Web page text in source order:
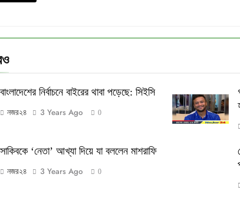
বাংলাদেশের নির্বাচনে বাইরের থাবা পড়েছে: সিইসি
নজর২৪ 3 Years Ago 0
সাকিবকে ‘নেতা’ আখ্যা দিয়ে যা বললেন মাশরাফি
নজর২৪ 3 Years Ago 0